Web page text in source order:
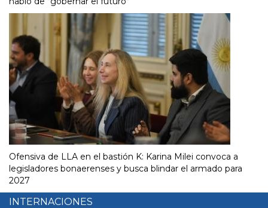
Ofensiva de LLA en el bastión K: Karina Milei convoca a
legisladores bonaerenses y busca blindar el armado para
2027
INTERNACIONES